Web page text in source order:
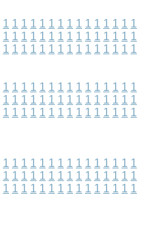
1 1 1 1 1 1 1 1 1 1 1 1 1 1 1
1 1 1 1 1 1 1 1 1 1 1 1 1 1 1
1 1 1 1 1 1 1 1 1 1 1 1 1 1 1
1 1 1 1 1 1 1 1 1 1 1 1 1 1 1
1 1 1 1 1 1 1 1 1 1 1 1 1 1 1
1 1 1 1 1 1 1 1 1 1 1 1 1 1 1
1 1 1 1 1 1 1 1 1 1 1 1 1 1 1
1 1 1 1 1 1 1 1 1 1 1 1 1 1 1
1 1 1 1 1 1 1 1 1 1 1 1 1 1 1